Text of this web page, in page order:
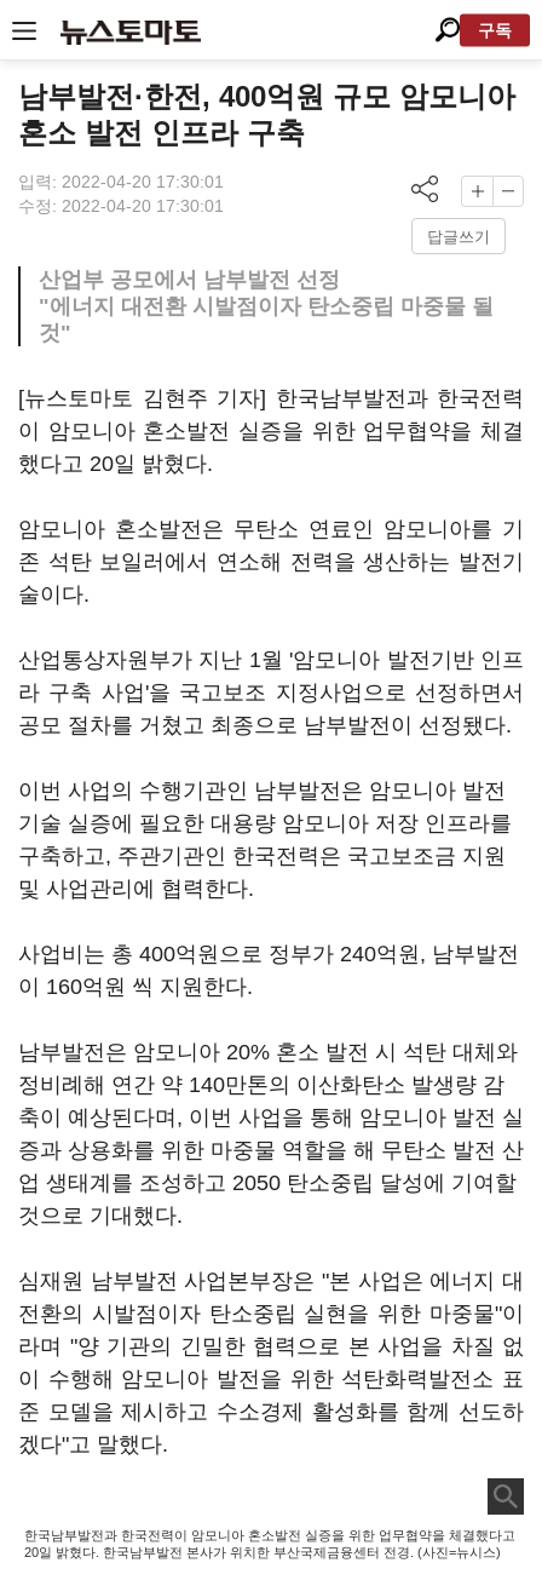
구독
남부발전·한전, 400억원 규모 암모니아
혼소 발전 인프라 구축
입력: 2022-04-20 17:30:01
수정: 2022-04-20 17:30:01
답글쓰기
산업부 공모에서 남부발전 선정
"에너지 대전환 시발점이자 탄소중립 마중물 될
것"
[뉴스토마토 김현주 기자] 한국남부발전과 한국전력
이 암모니아 혼소발전 실증을 위한 업무협약을 체결
했다고 20일 밝혔다.
암모니아 혼소발전은 무탄소 연료인 암모니아를 기
존 석탄 보일러에서 연소해 전력을 생산하는 발전기
술이다.
산업통상자원부가 지난 1월 '암모니아 발전기반 인프
라 구축 사업'을 국고보조 지정사업으로 선정하면서
공모 절차를 거쳤고 최종으로 남부발전이 선정됐다.
이번 사업의 수행기관인 남부발전은 암모니아 발전
기술 실증에 필요한 대용량 암모니아 저장 인프라를
구축하고, 주관기관인 한국전력은 국고보조금 지원
및 사업관리에 협력한다.
사업비는 총 400억원으로 정부가 240억원, 남부발전
이 160억원 씩 지원한다.
남부발전은 암모니아 20% 혼소 발전 시 석탄 대체와
정비례해 연간 약 140만톤의 이산화탄소 발생량 감
축이 예상된다며, 이번 사업을 통해 암모니아 발전 실
증과 상용화를 위한 마중물 역할을 해 무탄소 발전 산
업 생태계를 조성하고 2050 탄소중립 달성에 기여할
것으로 기대했다.
심재원 남부발전 사업본부장은 "본 사업은 에너지 대
전환의 시발점이자 탄소중립 실현을 위한 마중물"이
라며 "양 기관의 긴밀한 협력으로 본 사업을 차질 없
이 수행해 암모니아 발전을 위한 석탄화력발전소 표
준 모델을 제시하고 수소경제 활성화를 함께 선도하
겠다"고 말했다.
한국남부발전과 한국전력이 암모니아 혼소발전 실증을 위한 업무협약을 체결했다고
20일 밝혔다. 한국남부발전 본사가 위치한 부산국제금융센터 전경. (사진=뉴시스)